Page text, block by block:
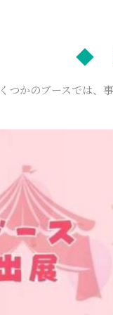
◆
つかのブースでは、